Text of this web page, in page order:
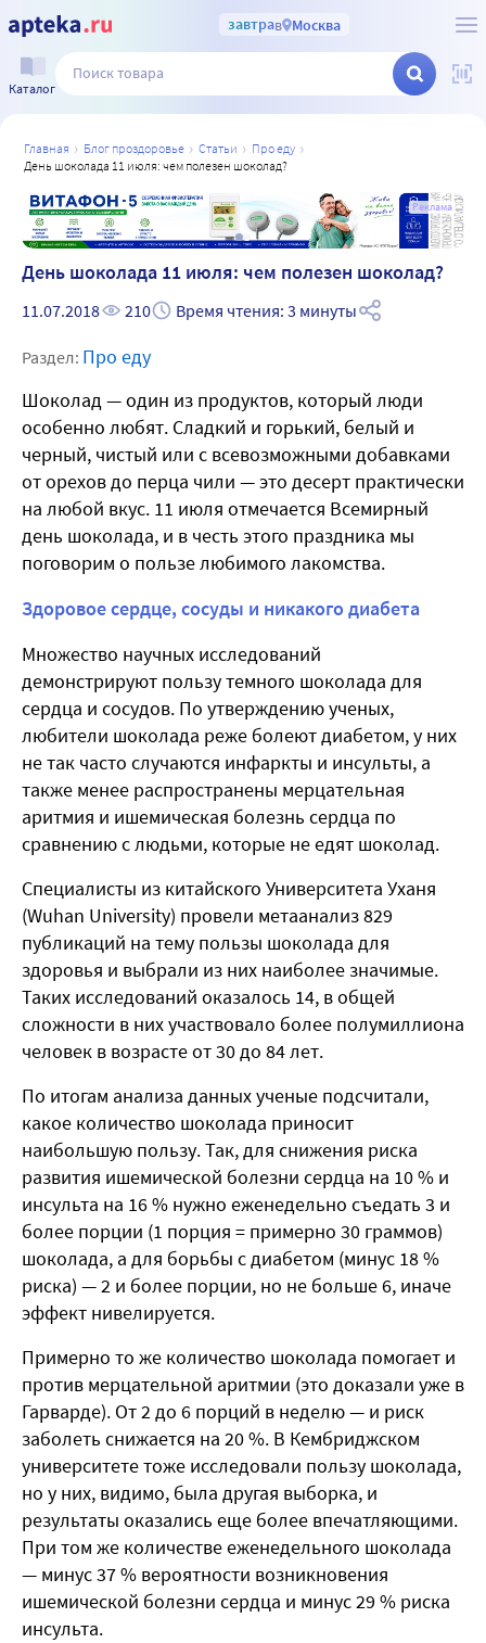
завтрав Москва
Каталог
главная блог проздоровье статьи
про еду
день шоколада 11 июля: чем полезен шоколад?
Реклама
День шоколада 11 июля: чем полезен шоколад?
11.07.2018 210 Время чтения: 3 минуты
Раздел: Про еду
Шоколад — один из продуктов, который люди
особенно любят. Сладкий и горький, белый и
черный, чистый или с всевозможными добавками
от орехов до перца чили — это десерт практически
на любой вкус. 11 июля отмечается Всемирный
день шоколада, и в честь этого праздника мы
поговорим о пользе любимого лакомства.
Здоровое сердце, сосуды и никакого диабета
Множество научных исследований
демонстрируют пользу темного шоколада для
сердца и сосудов. По утверждению ученых,
любители шоколада реже болеют диабетом, у них
не так часто случаются инфаркты и инсульты, а
также менее распространены мерцательная
аритмия и ишемическая болезнь сердца по
сравнению с людьми, которые не едят шоколад.
Специалисты из китайского Университета Уханя
(Wuhan University) провели метаанализ 829
публикаций на тему пользы шоколада для
здоровья и выбрали из них наиболее значимые.
Таких исследований оказалось 14, в общей
сложности в них участвовало более полумиллиона
человек в возрасте от 30 до 84 лет.
По итогам анализа данных ученые подсчитали,
какое количество шоколада приносит
наибольшую пользу. Так, для снижения риска
развития ишемической болезни сердца на 10 % и
инсульта на 16 % нужно еженедельно съедать 3 и
более порции (1 порция = примерно 30 граммов)
шоколада, а для борьбы с диабетом (минус 18 %
риска) — 2 и более порции, но не больше 6, иначе
эффект нивелируется.
Примерно то же количество шоколада помогает и
против мерцательной аритмии (это доказали уже в
Гарварде). От 2 до 6 порций в неделю — и риск
заболеть снижается на 20 %. В Кембриджском
университете тоже исследовали пользу шоколада,
но у них, видимо, была другая выборка, и
результаты оказались еще более впечатляющими.
При том же количестве еженедельного шоколада
— минус 37 % вероятности возникновения
ишемической болезни сердца и минус 29 % риска
инсульта.